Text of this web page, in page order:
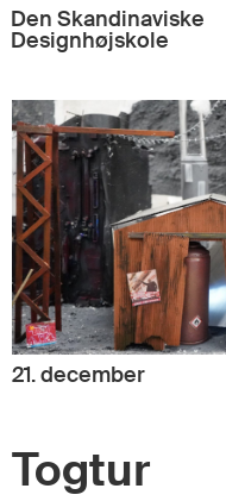
Den Skandinaviske
Designhøjskole
21. december
Togtur